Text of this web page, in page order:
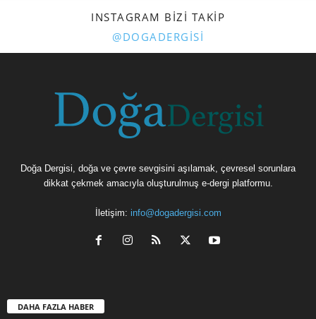
INSTAGRAM BIZI TAKIP
@DOGADERGISI
Doğa Dergisi, doğa ve çevre sevgisini aşılamak, çevresel sorunlara
dikkat çekmek amacıyla oluşturulmuş e-dergi platformu.
İletişim: info@dogadergisi.com
DAHA FAZLA HABER